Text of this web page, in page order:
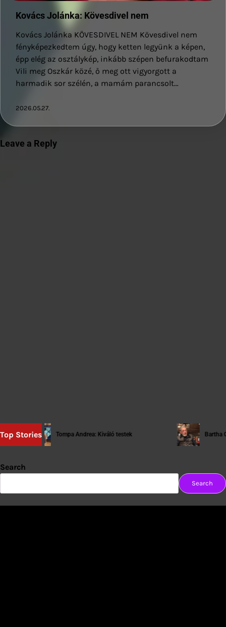
Kovács Jolánka: Kövesdivel nem
Kovács Jolánka KÖVESDIVEL NEM Kövesdivel nem
fényképezkedtem úgy, hogy ketten legyünk a képen,
épp elég az osztálykép, inkább szépen befurakodtam
Vili meg Oszkár közé, ő meg ott vigyorgott a
harmadik sor szélén, a mamám parancsolt…
2026.05.27.
Leave a Reply
Top StoriesTompa Andrea: Kiváló testek Bartha György:
Search
Search